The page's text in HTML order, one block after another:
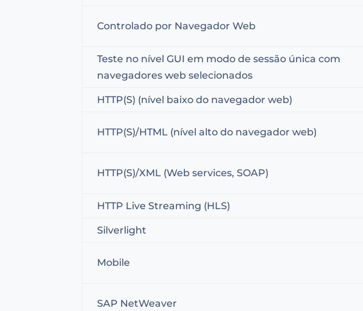
Controlado por Navegador Web
Teste no nível GUI em modo de sessão única com
navegadores web selecionados
HTTP(S) (nível baixo do navegador web)
HTTP(S)/HTML (nível alto do navegador web)
HTTP(S)/XML (Web services, SOAP)
HTTP Live Streaming (HLS)
Silverlight
Mobile
SAP NetWeaver